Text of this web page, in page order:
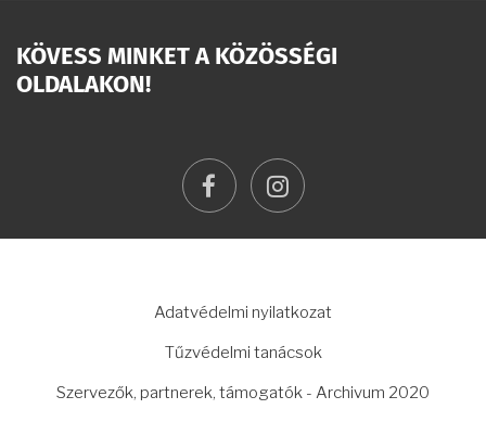
KÖVESS MINKET A KÖZÖSSÉGI
OLDALAKON!
facebookinstagram
Adatvédelmi nyilatkozat
Tűzvédelmi tanácsok
Szervezők, partnerek, támogatók - Archivum 2020